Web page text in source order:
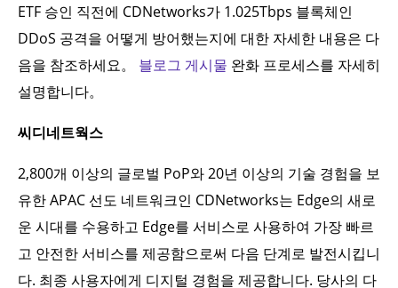
ETF 승인 직전에 CDNetworks가 1.025Tbps 블록체인
DDoS 공격을 어떻게 방어했는지에 대한 자세한 내용은 다
음을 참조하세요。 블로그 게시물 완화 프로세스를 자세히
설명합니다。
씨디네트웍스
2,800개 이상의 글로벌 PoP와 20년 이상의 기술 경험을 보
유한 APAC 선도 네트워크인 CDNetworks는 Edge의 새로
운 시대를 수용하고 Edge를 서비스로 사용하여 가장 빠르
고 안전한 서비스를 제공함으로써 다음 단계로 발전시킵니
다. 최종 사용자에게 디지털 경험을 제공합니다. 당사의 다